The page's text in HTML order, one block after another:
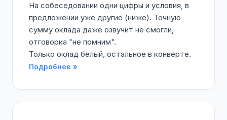
На собеседовании одни цифры и условия, в
предложении уже другие (ниже). Точную
сумму оклада даже озвучит не смогли,
отговорка "не помним".
Только оклад белый, остальное в конверте.
Подробнее »